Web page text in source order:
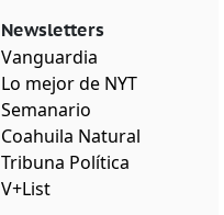
Newsletters
Vanguardia
Lo mejor de NYT
Semanario
Coahuila Natural
Tribuna Política
V+List